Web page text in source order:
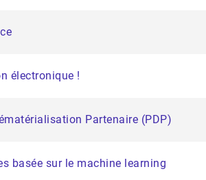
électronique !
Partenaire (PDP)
basée sur le machine learning